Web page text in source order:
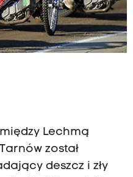
Lechmą
został
deszcz i zły